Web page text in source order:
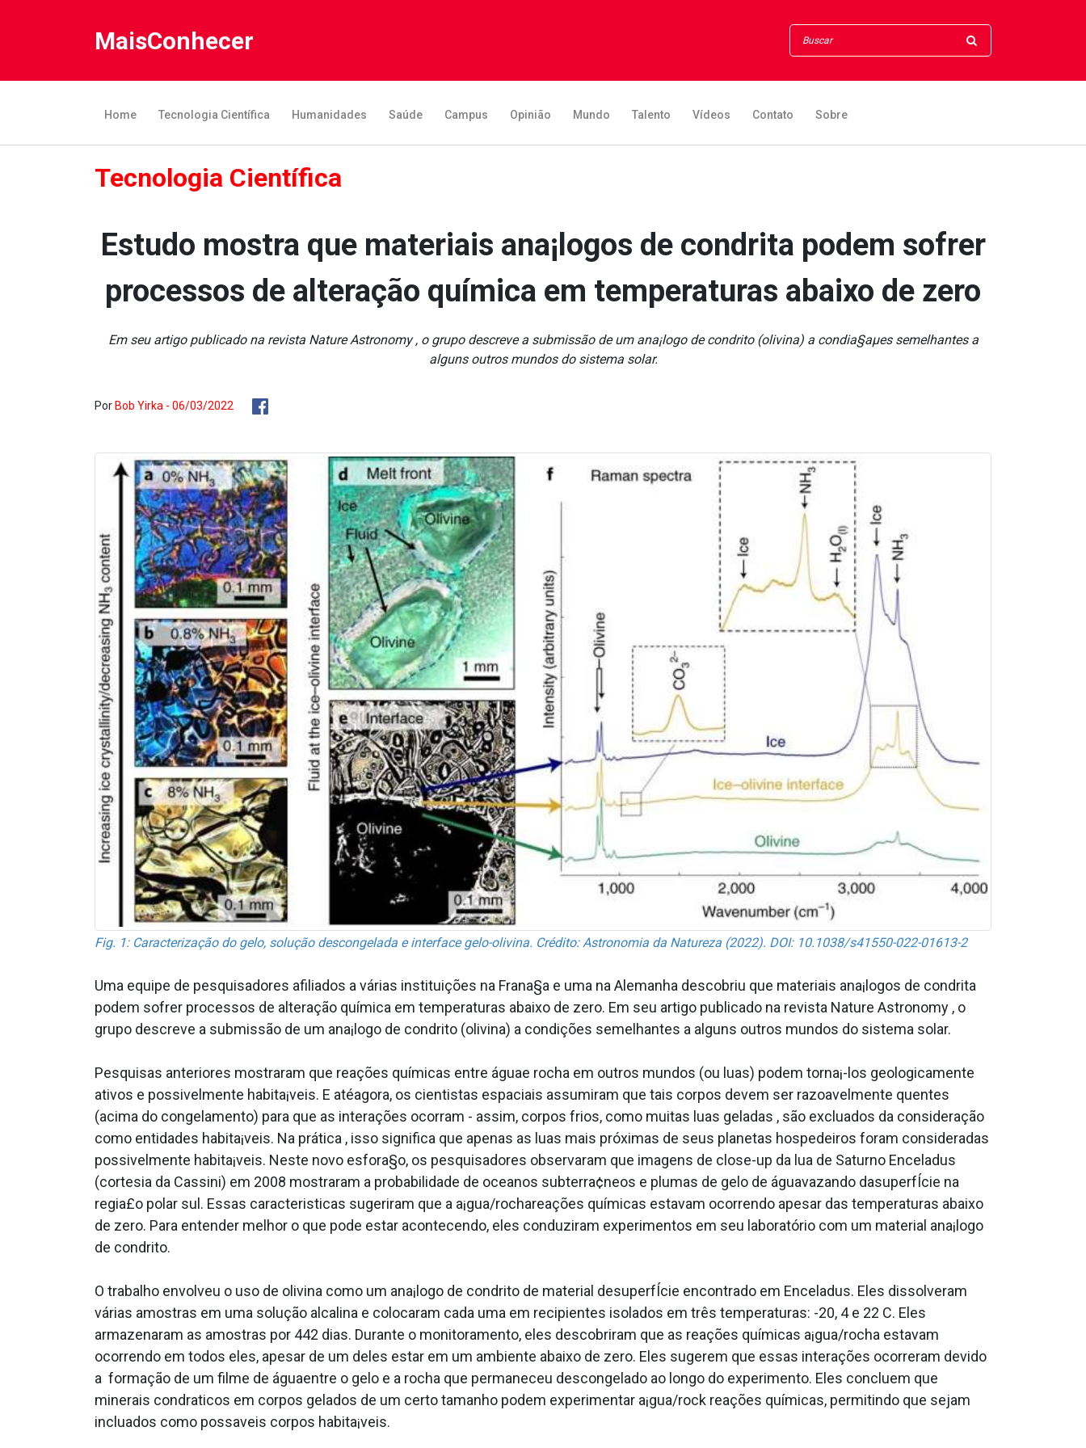
MaisConhecer
Home Tecnologia Científica Humanidades Saúde Campus Opinião Mundo Talento Vídeos Contato Sobre
Tecnologia Científica
Estudo mostra que materiais ana¡logos de condrita podem sofrer
processos de alteração química em temperaturas abaixo de zero
Em seu artigo publicado na revista Nature Astronomy , o grupo descreve a submissão de um ana¡logo de condrito (olivina) a condia§aµes semelhantes a
alguns outros mundos do sistema solar.
Por Bob Yirka - 06/03/2022
Fig. 1: Caracterização do gelo, solução descongelada e interface gelo-olivina. Crédito: Astronomia da Natureza (2022). DOI: 10.1038/s41550-022-01613-2
Uma equipe de pesquisadores afiliados a várias instituições na Frana§a e uma na Alemanha descobriu que materiais ana¡logos de condrita
podem sofrer processos de alteração química em temperaturas abaixo de zero. Em seu artigo publicado na revista Nature Astronomy , o
grupo descreve a submissão de um ana¡logo de condrito (olivina) a condições semelhantes a alguns outros mundos do sistema solar.
Pesquisas anteriores mostraram que reações químicas entre águae rocha em outros mundos (ou luas) podem torna¡-los geologicamente
ativos e possivelmente habita¡veis. E atéagora, os cientistas espaciais assumiram que tais corpos devem ser razoavelmente quentes
(acima do congelamento) para que as interações ocorram - assim, corpos frios, como muitas luas geladas , são exclua­dos da consideração
como entidades habita¡veis. Na prática , isso significa que apenas as luas mais próximas de seus planetas hospedeiros foram consideradas
possivelmente habita¡veis. Neste novo esfora§o, os pesquisadores observaram que imagens de close-up da lua de Saturno Enceladus
(cortesia da Cassini) em 2008 mostraram a probabilidade de oceanos subterra¢neos e plumas de gelo de águavazando dasuperfÍcie na
regia£o polar sul. Essas caracteri­sticas sugeriram que a a¡gua/rochareações químicas estavam ocorrendo apesar das temperaturas abaixo
de zero. Para entender melhor o que pode estar acontecendo, eles conduziram experimentos em seu laboratório com um material ana¡logo
de condrito.
O trabalho envolveu o uso de olivina como um ana¡logo de condrito de material desuperfÍcie encontrado em Enceladus. Eles dissolveram
várias amostras em uma solução alcalina e colocaram cada uma em recipientes isolados em três temperaturas: -20, 4 e 22 C. Eles
armazenaram as amostras por 442 dias. Durante o monitoramento, eles descobriram que as reações químicas a¡gua/rocha estavam
ocorrendo em todos eles, apesar de um deles estar em um ambiente abaixo de zero. Eles sugerem que essas interações ocorreram devido
a formação de um filme de águaentre o gelo e a rocha que permaneceu descongelado ao longo do experimento. Eles concluem que
minerais condra­ticos em corpos gelados de um certo tamanho podem experimentar a¡gua/rock reações químicas, permitindo que sejam
inclua­dos como possa­veis corpos habita¡veis.